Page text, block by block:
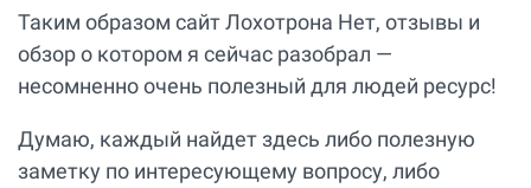
Таким образом сайт Лохотрона Нет, отзывы и
обзор о котором я сейчас разобрал —
несомненно очень полезный для людей ресурс!
Думаю, каждый найдет здесь либо полезную
заметку по интересующему вопросу, либо